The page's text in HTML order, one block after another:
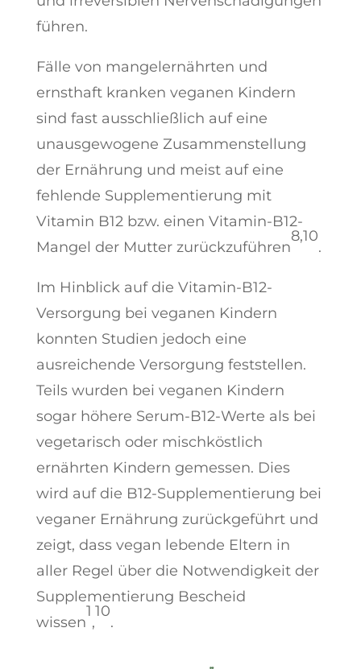
führen.
Fälle von mangelernährten und
ernsthaft kranken veganen Kindern
sind fast ausschließlich auf eine
unausgewogene Zusammenstellung
der Ernährung und meist auf eine
fehlende Supplementierung mit
Vitamin B12 bzw. einen Vitamin-B12-
Mangel der Mutter zurückzuführen
8,10
.
Im Hinblick auf die Vitamin-B12-
Versorgung bei veganen Kindern
konnten Studien jedoch eine
ausreichende Versorgung feststellen.
Teils wurden bei veganen Kindern
sogar höhere Serum-B12-Werte als bei
vegetarisch oder mischköstlich
ernährten Kindern gemessen. Dies
wird auf die B12-Supplementierung bei
veganer Ernährung zurückgeführt und
zeigt, dass vegan lebende Eltern in
aller Regel über die Notwendigkeit der
Supplementierung Bescheid
wissen
1
,
10
.